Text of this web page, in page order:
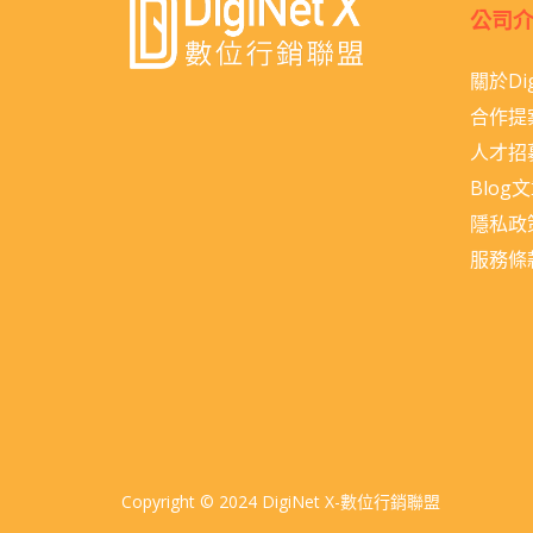
公司
關於
合作提
人才招
Blog
隱私政
服務條
Copyright © 2024 DigiNet X-數位行銷聯盟